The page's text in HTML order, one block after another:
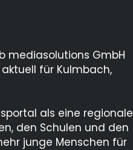
mediasolutions GmbH
für Kulmbach,
als eine regionale
den Schulen und den
junge Menschen für